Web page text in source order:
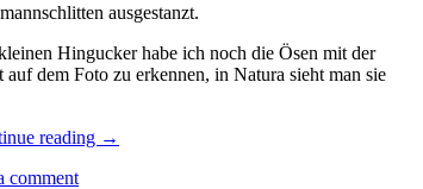
ausgestanzt.
Hingucker habe ich noch die Ösen mit der
dem Foto zu erkennen, in Natura sieht man sie
reading „Ein
→
comment